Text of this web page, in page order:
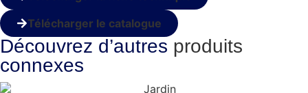
Télécharger le catalogue
Découvrez d’autres produits
connexes